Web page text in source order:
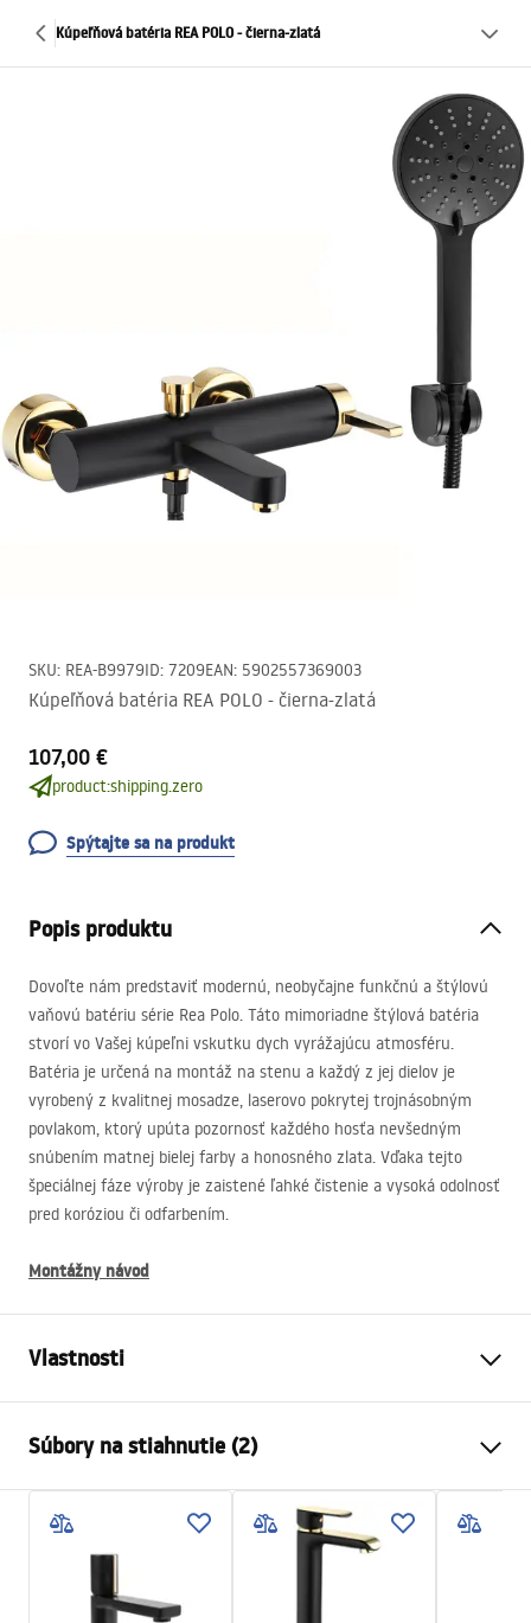
Kúpeľňová batéria REA POLO - čierna-zlatá
SKU: REA-B9979ID: 7209EAN: 5902557369003
Kúpeľňová batéria REA POLO - čierna-zlatá
107,00 €
product:shipping.zero
Spýtajte sa na produkt
Popis produktu
Dovoľte nám predstaviť modernú, neobyčajne funkčnú a štýlovú
vaňovú batériu série Rea Polo. Táto mimoriadne štýlová batéria
stvorí vo Vašej kúpeľni vskutku dych vyrážajúcu atmosféru.
Batéria je určená na montáž na stenu a každý z jej dielov je
vyrobený z kvalitnej mosadze, laserovo pokrytej trojnásobným
povlakom, ktorý upúta pozornosť každého hosťa nevšedným
snúbením matnej bielej farby a honosného zlata. Vďaka tejto
špeciálnej fáze výroby je zaistené ľahké čistenie a vysoká odolnosť
pred koróziou či odfarbením.
Montážny návod
Vlastnosti
Spôsob montáže
Farba
Čierna/Zlatá
Typ výtoku
Pevná
Materiál
Rozsah výtoku
Súbory na stiahnutie (2)
Návod na montáž
Faucet.pdf